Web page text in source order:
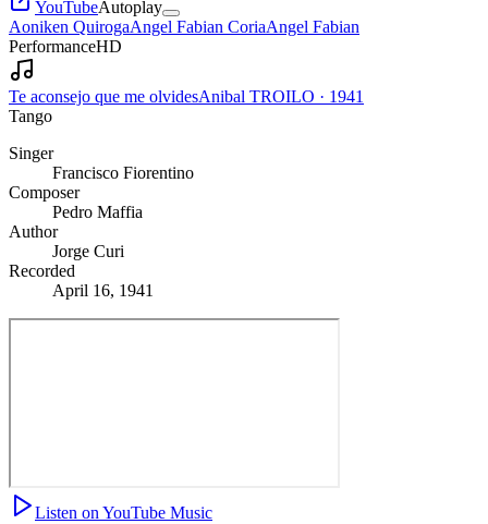
YouTubeAutoplay
Aoniken QuirogaAngel Fabian CoriaAngel Fabian
PerformanceHD
Te aconsejo que me olvidesAnibal TROILO · 1941
Tango
Singer
Francisco Fiorentino
Composer
Pedro Maffia
Author
Jorge Curi
Recorded
April 16, 1941
Listen on YouTube Music